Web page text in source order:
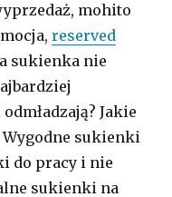
mohito
reserved
sukienka nie
Jakie
Wygodne sukienki
do pracy i nie
sukienki na